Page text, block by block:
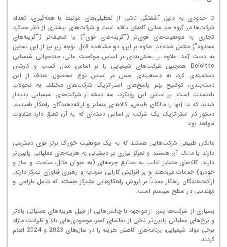
تا حدودی به دلیل آشفتگی ناشی از تعطیلی‌های مرتبط با همه‌گیری، تعداد
شرکت‌ها در گروه حد میانی کاهش یافته است و شرکت‌های بیشتری از نظر عملکرد
تجاری به موقعیت‌های قوی‌تر (“گزینه‌های قوی”) یا ضعیف‌تر (“گزینه‌های
محدود”) منتقل شده‌اند. علاوه بر این، دو مشاهده قابل توجه زیر نیز از این تحلیل
به دست آمد. علاوه بر بخش‌بندی بر اساس موقعیت مالی، چندجهانی شیمیایی
Deloitte همچنین شرکت‌های شیمیایی را بر اساس مدل کسب و کارشان
دسته‌بندی کرد، نه دسته‌بندی سنتی بر اساس نوع محصول. هدف از این
دسته‌بندی، توضیح بهتر پاسخ‌های استراتژیک شرکت‌های مختلف به تحولات
بلندمدت است. بر اساس این رویکرد، سه دسته از شرکت‌های شیمیایی پدیدار
شدند که ما آنها را مالکان طبیعی، کالاهای متمایز و ارائه‌دهندگان راهکار نامیدیم.
دستور کار استراتژیک یک شرکت بر اساس دسته‌ای که به آن تعلق دارد متفاوت
خواهد بود.
مالکان طبیعی شرکت‌هایی هستند که به یک موقعیت خوراک برتر قوی دسترسی
دارند یا مالک آن هستند و تمرکز لیزری بر دستیابی به هزینه‌های عملیاتی پایین‌تر
دارند. کالاهای متمایز اغلب به صنایع چرخه‌ای (به عنوان مثال، ساخت و ساز و
خودرو) خدمات می‌دهند و بر افزایش کارایی سرمایه و رهبری فناوری تمرکز دارند.
ارائه‌دهندگان راهکار عمدتاً بر فروش راهکارهایی متمرکز هستند که شامل طراحی و
مهندسی در سطح سیستم است.
بسیاری از شرکت‌ها پس از مواجهه با چالش‌هایی از قبیل هزینه‌های عملیاتی بالاتر
و نرخ‌های عملیاتی پایین‌تر ناشی از تقاضای کمتر، موجودی‌های بالا و ظرفیت مازاد
برخی مواد شیمیایی، برنامه‌های کاهش هزینه را در سال‌های 2023 و 2024 اعلام
کردند.